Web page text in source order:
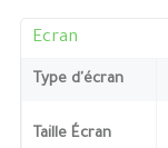
Ecran
Type d'écran
Taille Écran